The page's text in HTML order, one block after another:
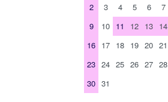
2
3 4 5 6 7
9
10 11 12 13 14
16 17 18 19 20 21
23 24 25 26 27 28
30 31